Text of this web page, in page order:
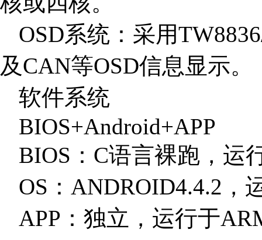
OSD系统：采用
及CAN等OSD信息显示
软件系统
BIOS+Android+APP
BIOS：C语言裸跑，运
OS：ANDROID4.4.2，
APP：独立，运行于